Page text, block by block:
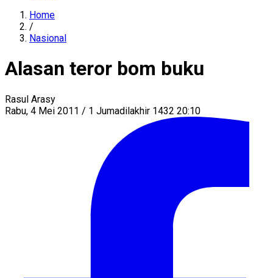
Home
/
Nasional
Alasan teror bom buku
Rasul Arasy
Rabu, 4 Mei 2011 / 1 Jumadilakhir 1432 20:10